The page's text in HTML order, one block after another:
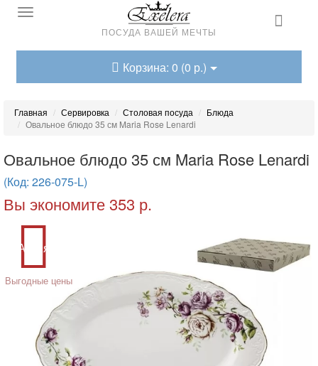
ПОСУДА ВАШЕЙ МЕЧТЫ
Корзина: 0 (0 р.)
Главная Сервировка Столовая посуда
Блюда
Овальное блюдо 35 см Maria Rose Lenardi
Овальное блюдо 35 см Maria Rose Lenardi
(Код: 226-075-L)
Вы экономите 353 р.
Акция
Выгодные цены